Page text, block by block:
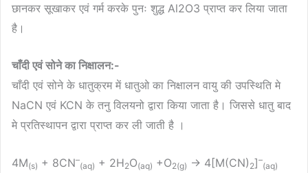
छानकर सूखाकर एवं गर्म करके पुनः शुद्ध Al2O3 प्राप्त कर लिया जाता
है।
चाँदी एवं सोने का निक्षालन:-
चाँदी एवं सोने के धातुक्रम में धातुओ का निक्षालन वायु की उपस्थिति मे
NaCN एवं KCN के तनु विलयनो द्वारा किया जाता है। जिससे धातु बाद
मे प्रतिस्थापन द्वारा प्राप्त कर ली जाती है ।
4M(s) + 8CN–
(aq) + 2H2O(aq) +O2(g) → 4[M(CN) 2]–
(aq)